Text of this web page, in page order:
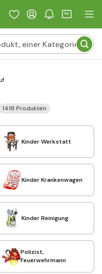
1418 Produkten
Kinder Werkstatt
Kinder Krankenwagen
Kinder Reinigung
Polizist,
Feuerwehrmann